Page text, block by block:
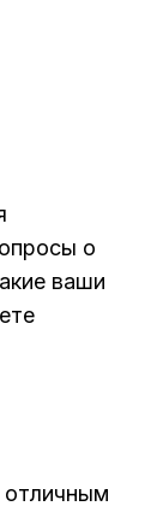
о
ваши
отличным